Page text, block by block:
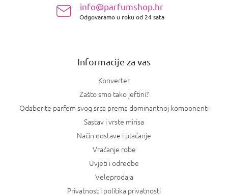
info@parfumshop.hr
Odgovaramo u roku od 24 sata
Informacije za vas
Konverter
Zašto smo tako jeftini?
Odaberite parfem svog srca prema dominantnoj komponenti
Sastav i vrste mirisa
Način dostave i plaćanje
Vraćanje robe
Uvjeti i odredbe
Veleprodaja
Privatnost i politika privatnosti